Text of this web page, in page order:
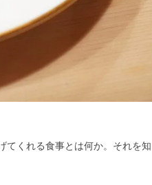
てくれる食事とは何か。それを知